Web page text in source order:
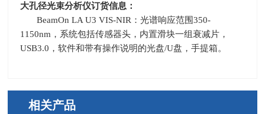
大孔径光束分析仪订货信息：
BeamOn LA U3 VIS-NIR：光谱响应范围350-
1150nm ，系统包括传感器头，内置滑块一组衰减片，
USB3.0 ，软件和带有操作说明的光盘/U盘，手提箱。
相关产品